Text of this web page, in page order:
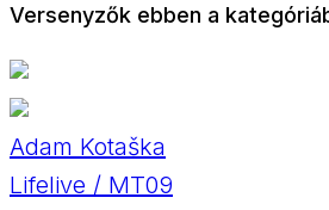
Versenyzők ebben a
Adam Kotaška
Lifelive / MT09